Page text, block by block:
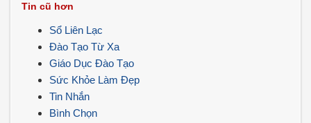
Tin cũ hơn
Sổ Liên Lạc
Đào Tạo Từ Xa
Giáo Dục Đào Tạo
Sức Khỏe Làm Đẹp
Tin Nhắn
Bình Chọn